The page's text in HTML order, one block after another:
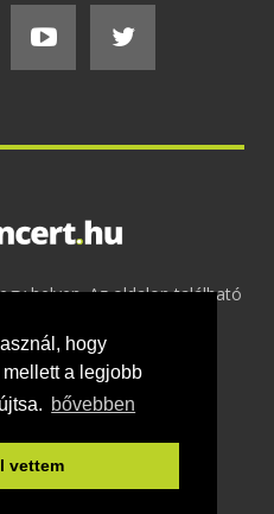
hogy
a legjobb
bővebben
vettem
helyen. Az oldalon található
-ÁSZF-Felhasználási
Kapcsolat és üzenet küldés